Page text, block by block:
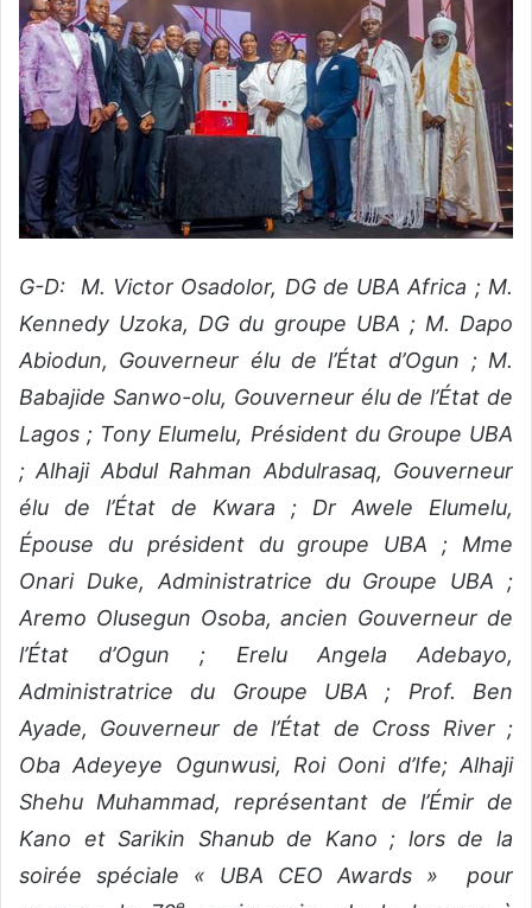
G-D: M. Victor Osadolor, DG de UBA Africa ; M.
Kennedy Uzoka, DG du groupe UBA ; M. Dapo
Abiodun, Gouverneur élu de l’État d’Ogun ; M.
Babajide Sanwo-olu, Gouverneur élu de l’État de
Lagos ; Tony Elumelu, Président du Groupe UBA
; Alhaji Abdul Rahman Abdulrasaq, Gouverneur
élu de l’État de Kwara ; Dr Awele Elumelu,
Épouse du président du groupe UBA ; Mme
Onari Duke, Administratrice du Groupe UBA ;
Aremo Olusegun Osoba, ancien Gouverneur de
l’État d’Ogun ; Erelu Angela Adebayo,
Administratrice du Groupe UBA ; Prof. Ben
Ayade, Gouverneur de l’État de Cross River ;
Oba Adeyeye Ogunwusi, Roi Ooni d’Ife; Alhaji
Shehu Muhammad, représentant de l’Émir de
Kano et Sarikin Shanub de Kano ; lors de la
soirée spéciale « UBA CEO Awards » pour